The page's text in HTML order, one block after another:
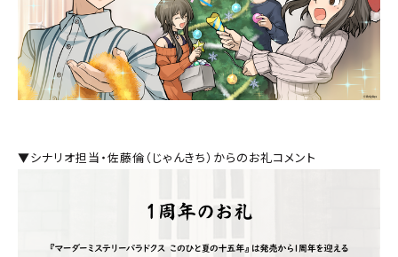
▼シナリオ担当・佐藤倫（じゃんきち）からのお礼コメント